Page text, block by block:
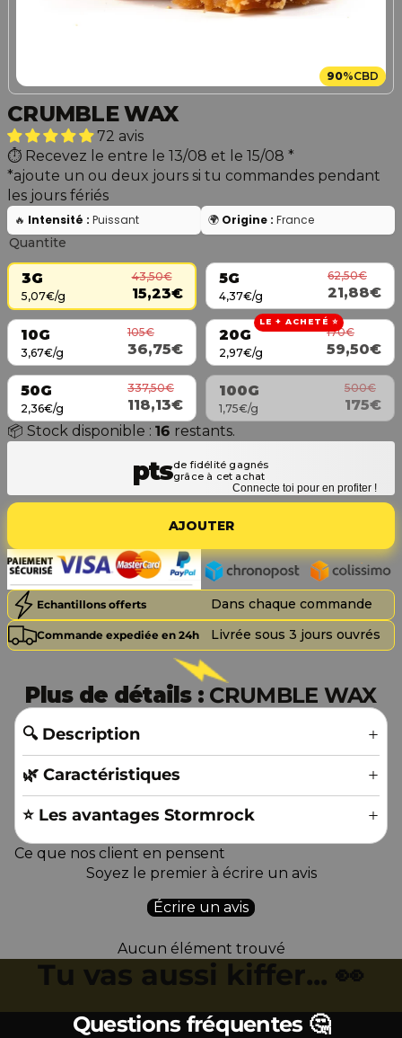
90%CBD
CRUMBLE WAX
72 avis
Recevez le entre le 13/08 et le 15/08 *
*ajoute un ou deux jours si tu commandes pendant
les jours fériés
🔥 Intensité : Puissant 🌍 Origine : France
Quantite
3G
5,07€/g
43,50€
15,23€
5G
4,37€/g
62,50€
21,88€
10G
3,67€/g
105€
36,75€
LE + ACHETÉ ⭐
20G
2,97€/g
170€
59,50€
50G
2,36€/g
337,50€
118,13€
100G
1,75€/g
500€
175€
📦 Stock disponible : 16 restants.
Connecte toi pour en profiter !
AJOUTER
Echantillons offerts Dans chaque commande
Commande expediée en 24h Livrée sous 3 jours ouvrés
Plus de détails : CRUMBLE WAX
🔍 Description
🌿 Caractéristiques
⭐️ Les avantages Stormrock
Ce que nos client en pensent
Soyez le premier à écrire un avis
Écrire un avis
Aucun élément trouvé
Tu vas aussi kiffer... 👀
Questions fréquentes 🤔